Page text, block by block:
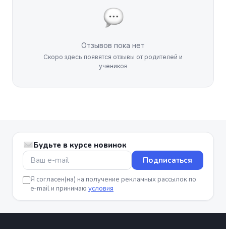
Отзывов пока нет
Скоро здесь появятся отзывы от родителей и
учеников
Будьте в курсе новинок
Подписаться
Я согласен(на) на получение рекламных рассылок по
e-mail и принимаю условия